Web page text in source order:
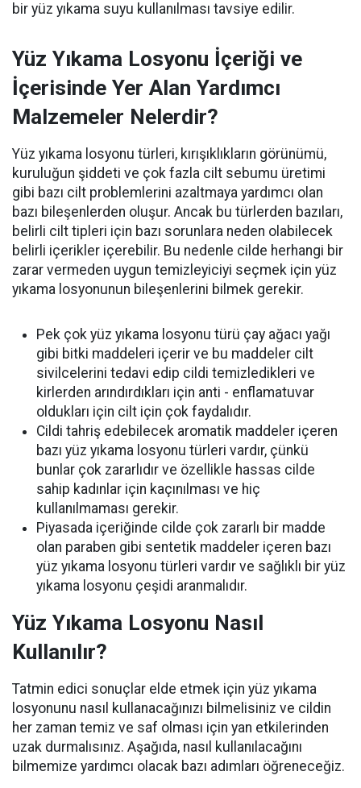
bir yüz yıkama suyu kullanılması tavsiye edilir.
Yüz Yıkama Losyonu İçeriği ve
İçerisinde Yer Alan Yardımcı
Malzemeler Nelerdir?
Yüz yıkama losyonu türleri, kırışıklıkların görünümü,
kuruluğun şiddeti ve çok fazla cilt sebumu üretimi
gibi bazı cilt problemlerini azaltmaya yardımcı olan
bazı bileşenlerden oluşur. Ancak bu türlerden bazıları,
belirli cilt tipleri için bazı sorunlara neden olabilecek
belirli içerikler içerebilir. Bu nedenle cilde herhangi bir
zarar vermeden uygun temizleyiciyi seçmek için yüz
yıkama losyonunun bileşenlerini bilmek gerekir.
Pek çok yüz yıkama losyonu türü çay ağacı yağı
gibi bitki maddeleri içerir ve bu maddeler cilt
sivilcelerini tedavi edip cildi temizledikleri ve
kirlerden arındırdıkları için anti - enflamatuvar
oldukları için cilt için çok faydalıdır.
Cildi tahriş edebilecek aromatik maddeler içeren
bazı yüz yıkama losyonu türleri vardır, çünkü
bunlar çok zararlıdır ve özellikle hassas cilde
sahip kadınlar için kaçınılması ve hiç
kullanılmaması gerekir.
Piyasada içeriğinde cilde çok zararlı bir madde
olan paraben gibi sentetik maddeler içeren bazı
yüz yıkama losyonu türleri vardır ve sağlıklı bir yüz
yıkama losyonu çeşidi aranmalıdır.
Yüz Yıkama Losyonu Nasıl
Kullanılır?
Tatmin edici sonuçlar elde etmek için yüz yıkama
losyonunu nasıl kullanacağınızı bilmelisiniz ve cildin
her zaman temiz ve saf olması için yan etkilerinden
uzak durmalısınız. Aşağıda, nasıl kullanılacağını
bilmemize yardımcı olacak bazı adımları öğreneceğiz.